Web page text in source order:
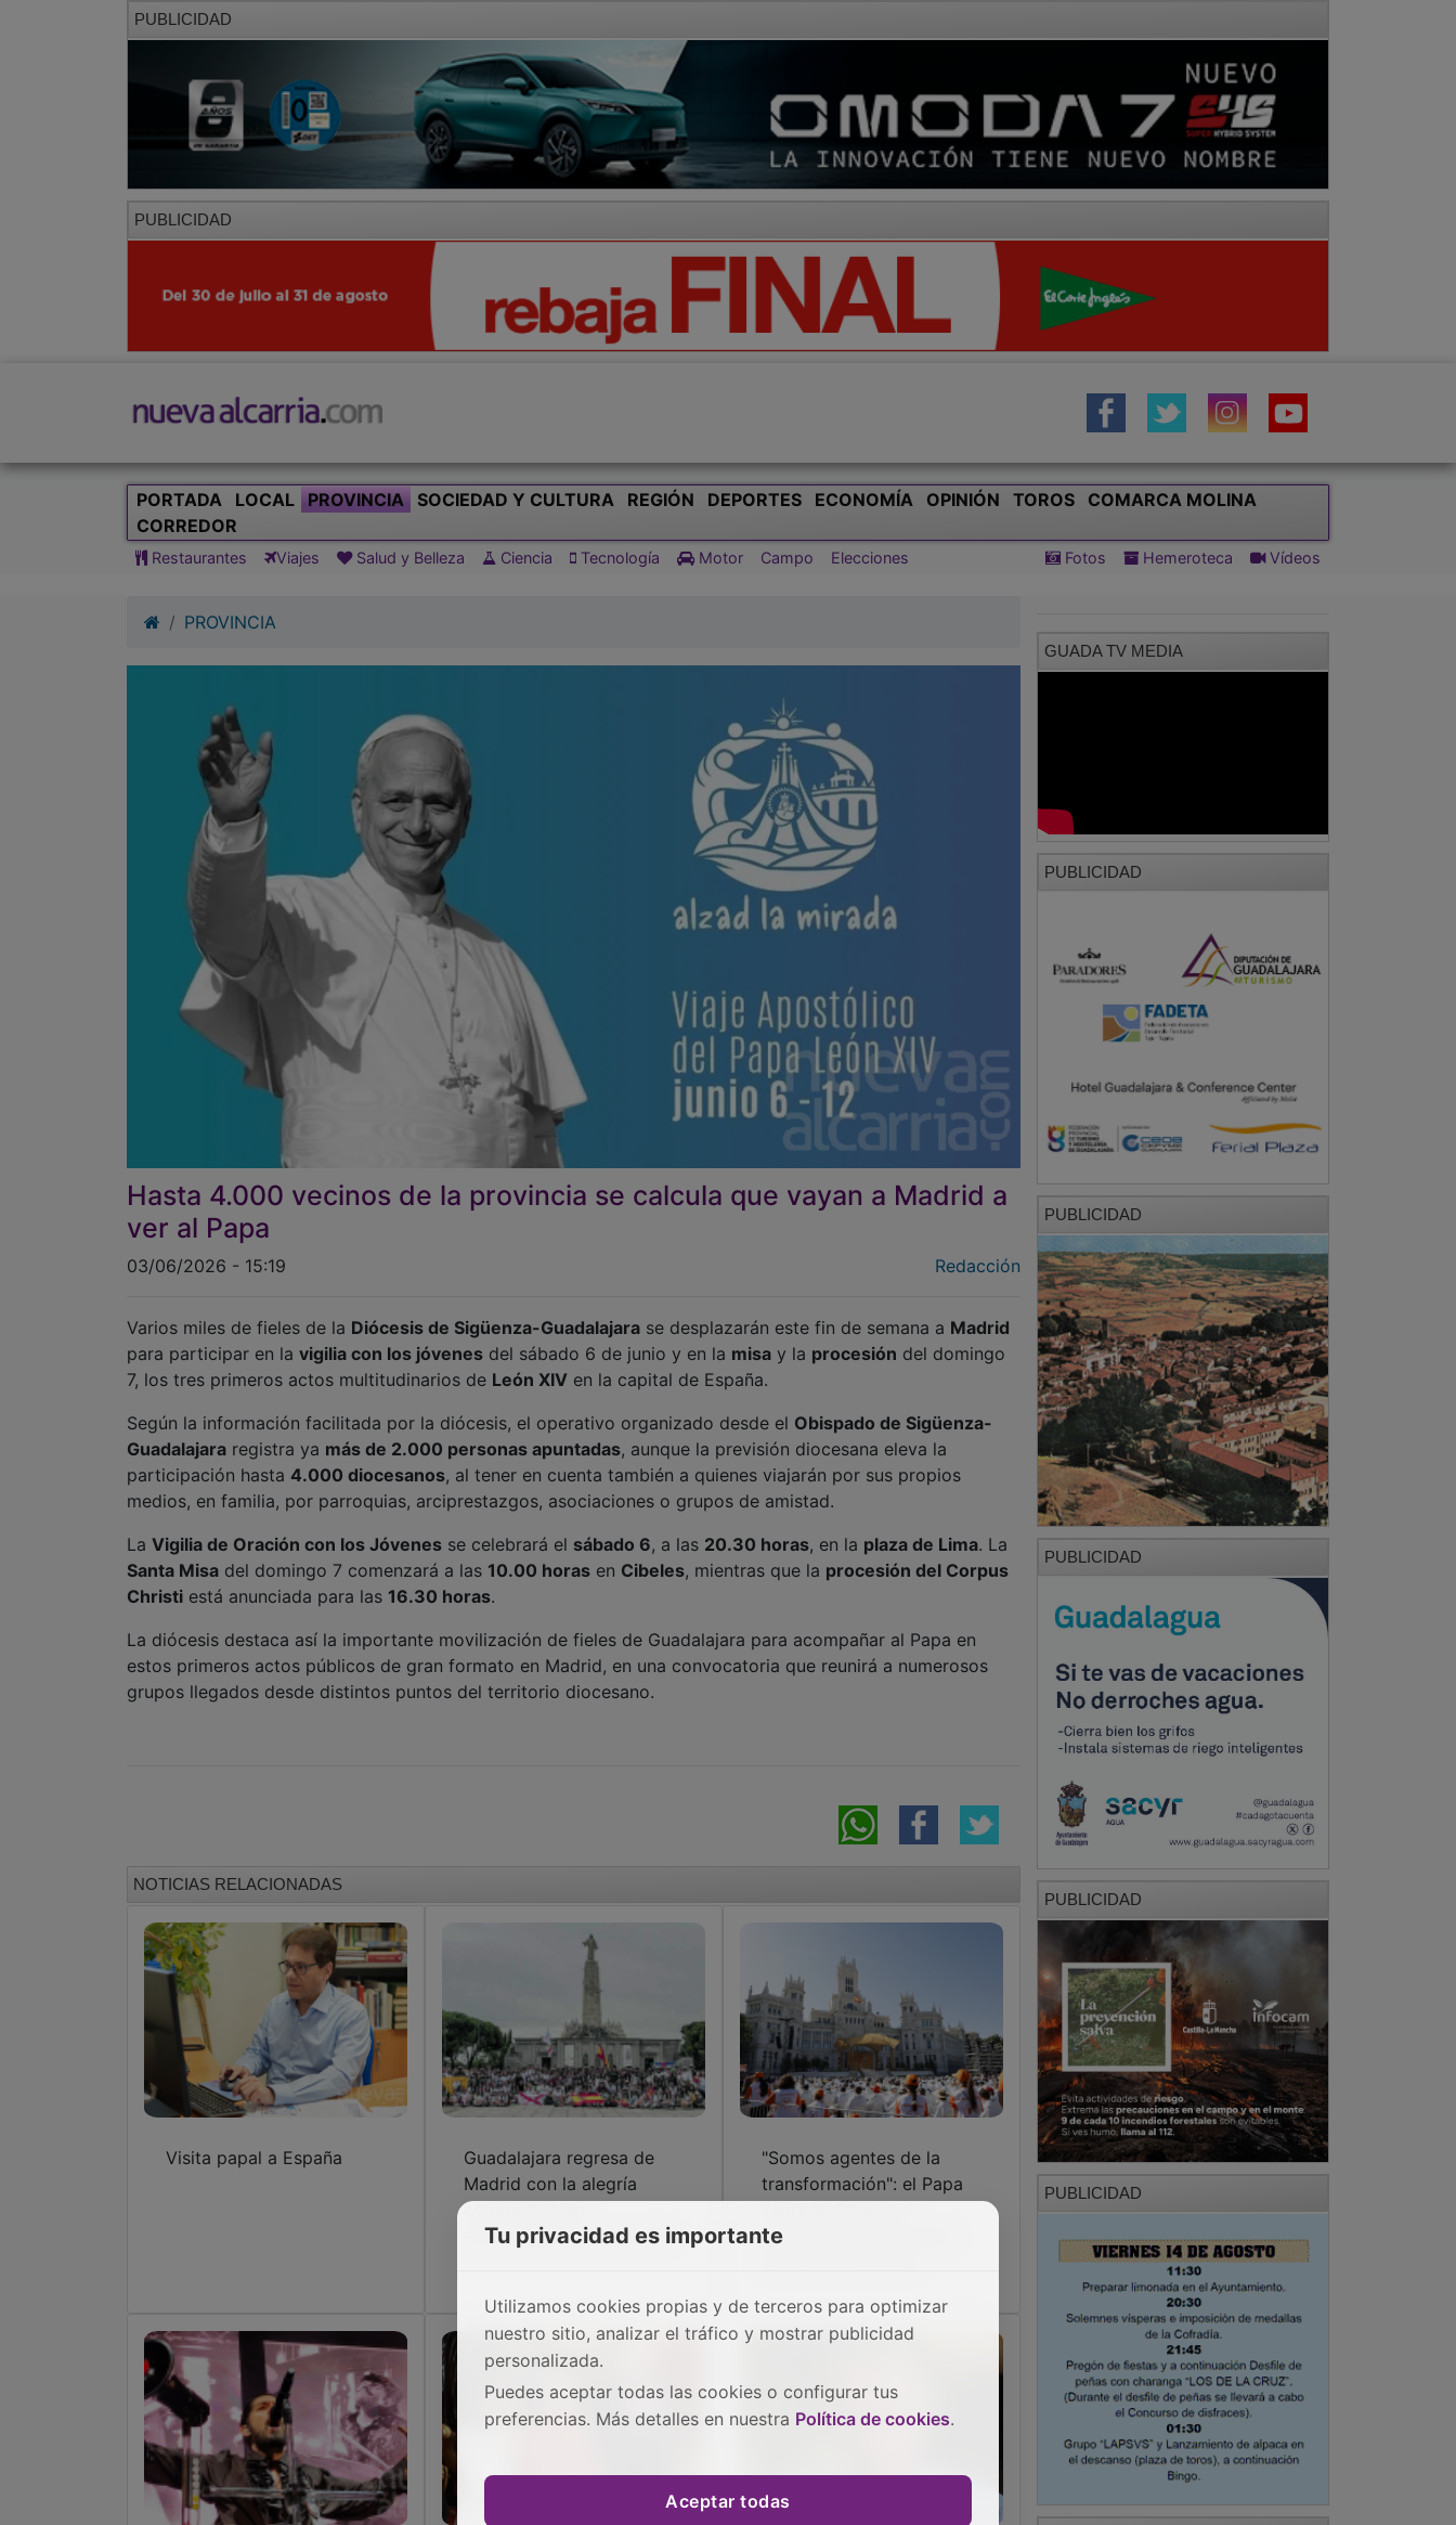
PUBLICIDAD
PUBLICIDAD
PORTADA LOCAL PROVINCIA SOCIEDAD Y CULTURA REGIÓN DEPORTES ECONOMÍA OPINIÓN TOROS
COMARCA MOLINA
CORREDOR
Restaurantes Viajes Salud y Belleza Ciencia Tecnología Motor Campo Elecciones Fotos Hemeroteca Vídeos
PROVINCIA
Hasta 4.000 vecinos de la provincia se calcula que vayan a Madrid a
ver al Papa
03/06/2026 - 15:19 Redacción
Varios miles de fieles de la Diócesis de Sigüenza-Guadalajara se desplazarán este fin de semana a Madrid
para participar en la vigilia con los jóvenes del sábado 6 de junio y en la misa y la procesión del domingo
7, los tres primeros actos multitudinarios de León XIV en la capital de España.
Según la información facilitada por la diócesis, el operativo organizado desde el Obispado de Sigüenza-
Guadalajara registra ya más de 2.000 personas apuntadas, aunque la previsión diocesana eleva la
participación hasta 4.000 diocesanos, al tener en cuenta también a quienes viajarán por sus propios
medios, en familia, por parroquias, arciprestazgos, asociaciones o grupos de amistad.
La Vigilia de Oración con los Jóvenes se celebrará el sábado 6, a las 20.30 horas, en la plaza de Lima. La
Santa Misa del domingo 7 comenzará a las 10.00 horas en Cibeles, mientras que la procesión del Corpus
Christi está anunciada para las 16.30 horas.
La diócesis destaca así la importante movilización de fieles de Guadalajara para acompañar al Papa en
estos primeros actos públicos de gran formato en Madrid, en una convocatoria que reunirá a numerosos
grupos llegados desde distintos puntos del territorio diocesano.
NOTICIAS RELACIONADAS
Visita papal a España
Guadalajara regresa de
Madrid con la alegría
compartida de
encontrarse con León XIV
"Somos agentes de la
transformación": el Papa
construir el bien común
GUADA TV MEDIA
PUBLICIDAD
PUBLICIDAD
PUBLICIDAD
PUBLICIDAD
PUBLICIDAD
Tu privacidad es importante
Utilizamos cookies propias y de terceros para optimizar
nuestro sitio, analizar el tráfico y mostrar publicidad
personalizada.
Puedes aceptar todas las cookies o configurar tus
preferencias. Más detalles en nuestra Política de cookies.
Aceptar todas